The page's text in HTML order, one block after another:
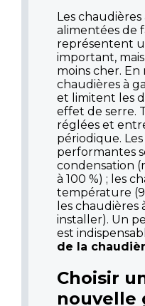
Les
alimentées de
représentent
important,
moins cher. En
chaudières à
et limitent les
effet de serre.
réglées et
périodique.
performantes
condensation
à 100 %) ; les
température
les chaudières
installer). Un
est
de la
Choisir
nouvelle